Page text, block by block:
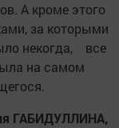
А кроме этого
за которыми
некогда, все
на самом
ГАБИДУЛЛИНА,